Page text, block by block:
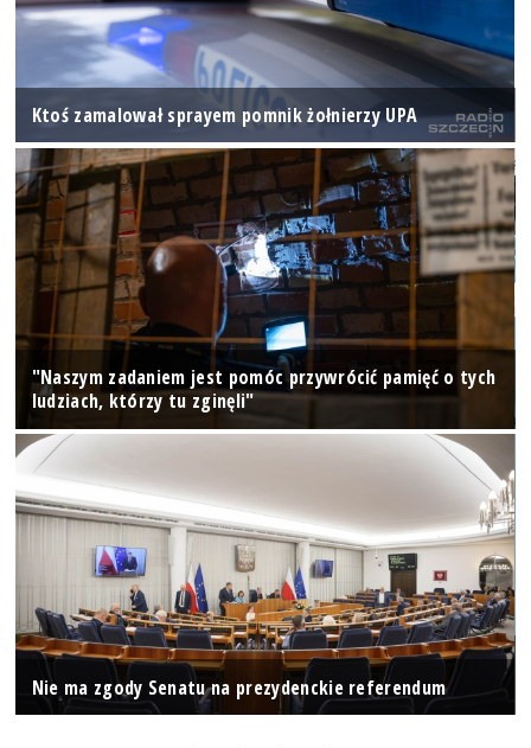
Ktoś zamalował sprayem pomnik żołnierzy UPA
"Naszym zadaniem jest pomóc przywrócić pamięć o tych
ludziach, którzy tu zginęli"
Nie ma zgody Senatu na prezydenckie referendum